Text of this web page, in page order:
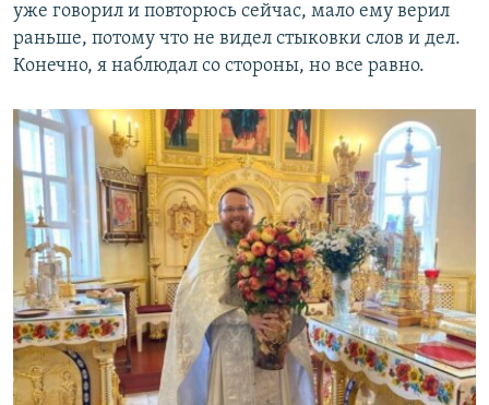
уже говорил и повторюсь сейчас, мало ему верил
раньше, потому что не видел стыковки слов и дел.
Конечно, я наблюдал со стороны, но все равно.